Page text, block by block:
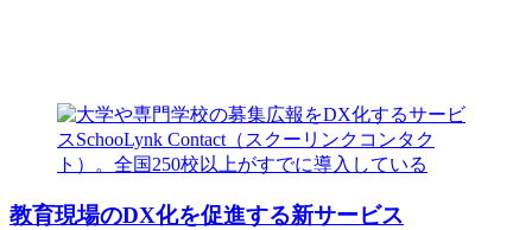
教育現場のDX化を促進する新サービス